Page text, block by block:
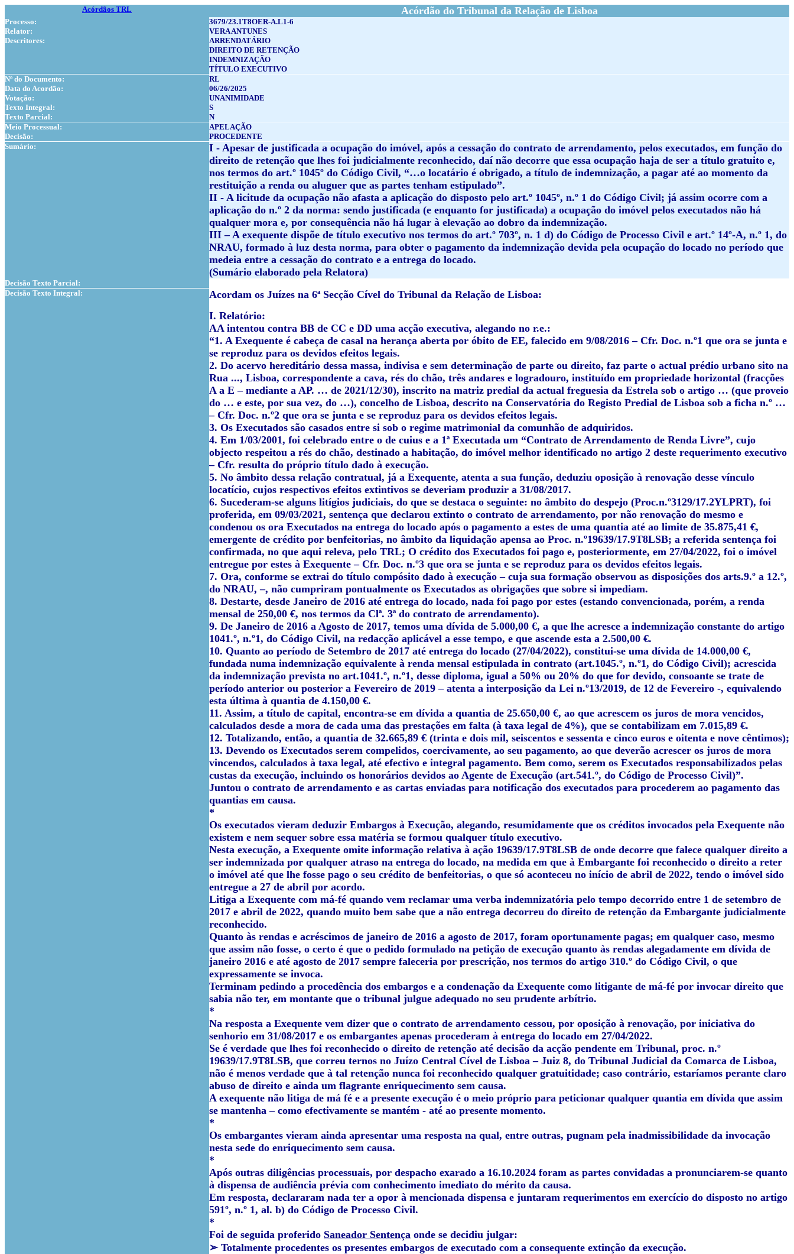
Acórdãos TRL Acórdão do Tribunal da Relação de Lisboa
Processo:
3679/23.1T8OER-A.L1-6
Relator:
VERA ANTUNES
Descritores:
ARRENDATÁRIO
DIREITO DE RETENÇÃO
INDEMNIZAÇÃO
TÍTULO EXECUTIVO
Nº do Documento:
RL
Data do Acordão:
06/26/2025
Votação:
UNANIMIDADE
Texto Integral:
S
Texto Parcial:
N
Meio Processual:
APELAÇÃO
Decisão:
PROCEDENTE
Sumário:
I - Apesar de justificada a ocupação do imóvel, após a cessação do contrato de arrendamento, pelos executados, em função do
direito de retenção que lhes foi judicialmente reconhecido, daí não decorre que essa ocupação haja de ser a título gratuito e,
nos termos do art.º 1045º do Código Civil, “…o locatário é obrigado, a título de indemnização, a pagar até ao momento da
restituição a renda ou aluguer que as partes tenham estipulado”.
II - A licitude da ocupação não afasta a aplicação do disposto pelo art.º 1045º, n.º 1 do Código Civil; já assim ocorre com a
aplicação do n.º 2 da norma: sendo justificada (e enquanto for justificada) a ocupação do imóvel pelos executados não há
qualquer mora e, por consequência não há lugar à elevação ao dobro da indemnização.
III – A exequente dispõe de título executivo nos termos do art.º 703º, n. 1 d) do Código de Processo Civil e art.º 14º-A, n.º 1, do
NRAU, formado à luz desta norma, para obter o pagamento da indemnização devida pela ocupação do locado no período que
medeia entre a cessação do contrato e a entrega do locado.
(Sumário elaborado pela Relatora)
Decisão Texto Parcial:
Decisão Texto Integral:
Acordam os Juízes na 6ª Secção Cível do Tribunal da Relação de Lisboa:
I. Relatório:
AA intentou contra BB de CC e DD uma acção executiva, alegando no r.e.:
“1. A Exequente é cabeça de casal na herança aberta por óbito de EE, falecido em 9/08/2016 – Cfr. Doc. n.º1 que ora se junta e
se reproduz para os devidos efeitos legais.
2. Do acervo hereditário dessa massa, indivisa e sem determinação de parte ou direito, faz parte o actual prédio urbano sito na
Rua ..., Lisboa, correspondente a cava, rés do chão, três andares e logradouro, instituído em propriedade horizontal (fracções
A a E – mediante a AP. … de 2021/12/30), inscrito na matriz predial da actual freguesia da Estrela sob o artigo … (que proveio
do … e este, por sua vez, do …), concelho de Lisboa, descrito na Conservatória do Registo Predial de Lisboa sob a ficha n.º …
– Cfr. Doc. n.º2 que ora se junta e se reproduz para os devidos efeitos legais.
3. Os Executados são casados entre si sob o regime matrimonial da comunhão de adquiridos.
4. Em 1/03/2001, foi celebrado entre o de cuius e a 1ª Executada um “Contrato de Arrendamento de Renda Livre”, cujo
objecto respeitou a rés do chão, destinado a habitação, do imóvel melhor identificado no artigo 2 deste requerimento executivo
– Cfr. resulta do próprio título dado à execução.
5. No âmbito dessa relação contratual, já a Exequente, atenta a sua função, deduziu oposição à renovação desse vínculo
locatício, cujos respectivos efeitos extintivos se deveriam produzir a 31/08/2017.
6. Sucederam-se alguns litígios judiciais, do que se destaca o seguinte: no âmbito do despejo (Proc.n.º3129/17.2YLPRT), foi
proferida, em 09/03/2021, sentença que declarou extinto o contrato de arrendamento, por não renovação do mesmo e
condenou os ora Executados na entrega do locado após o pagamento a estes de uma quantia até ao limite de 35.875,41 €,
emergente de crédito por benfeitorias, no âmbito da liquidação apensa ao Proc. n.º19639/17.9T8LSB; a referida sentença foi
confirmada, no que aqui releva, pelo TRL; O crédito dos Executados foi pago e, posteriormente, em 27/04/2022, foi o imóvel
entregue por estes à Exequente – Cfr. Doc. n.º3 que ora se junta e se reproduz para os devidos efeitos legais.
7. Ora, conforme se extrai do título compósito dado à execução – cuja sua formação observou as disposições dos arts.9.º a 12.º,
do NRAU, –, não cumpriram pontualmente os Executados as obrigações que sobre si impediam.
8. Destarte, desde Janeiro de 2016 até entrega do locado, nada foi pago por estes (estando convencionada, porém, a renda
mensal de 250,00 €, nos termos da Clª. 3ª do contrato de arrendamento).
9. De Janeiro de 2016 a Agosto de 2017, temos uma dívida de 5.000,00 €, a que lhe acresce a indemnização constante do artigo
1041.º, n.º1, do Código Civil, na redacção aplicável a esse tempo, e que ascende esta a 2.500,00 €.
10. Quanto ao período de Setembro de 2017 até entrega do locado (27/04/2022), constitui-se uma dívida de 14.000,00 €,
fundada numa indemnização equivalente à renda mensal estipulada in contrato (art.1045.º, n.º1, do Código Civil); acrescida
da indemnização prevista no art.1041.º, n.º1, desse diploma, igual a 50% ou 20% do que for devido, consoante se trate de
período anterior ou posterior a Fevereiro de 2019 – atenta a interposição da Lei n.º13/2019, de 12 de Fevereiro -, equivalendo
esta última à quantia de 4.150,00 €.
11. Assim, a título de capital, encontra-se em dívida a quantia de 25.650,00 €, ao que acrescem os juros de mora vencidos,
calculados desde a mora de cada uma das prestações em falta (à taxa legal de 4%), que se contabilizam em 7.015,89 €.
12. Totalizando, então, a quantia de 32.665,89 € (trinta e dois mil, seiscentos e sessenta e cinco euros e oitenta e nove cêntimos);
13. Devendo os Executados serem compelidos, coercivamente, ao seu pagamento, ao que deverão acrescer os juros de mora
vincendos, calculados à taxa legal, até efectivo e integral pagamento. Bem como, serem os Executados responsabilizados pelas
custas da execução, incluindo os honorários devidos ao Agente de Execução (art.541.º, do Código de Processo Civil)”.
Juntou o contrato de arrendamento e as cartas enviadas para notificação dos executados para procederem ao pagamento das
quantias em causa.
*
Os executados vieram deduzir Embargos à Execução, alegando, resumidamente que os créditos invocados pela Exequente não
existem e nem sequer sobre essa matéria se formou qualquer título executivo.
Nesta execução, a Exequente omite informação relativa à ação 19639/17.9T8LSB de onde decorre que falece qualquer direito a
ser indemnizada por qualquer atraso na entrega do locado, na medida em que à Embargante foi reconhecido o direito a reter
o imóvel até que lhe fosse pago o seu crédito de benfeitorias, o que só aconteceu no início de abril de 2022, tendo o imóvel sido
entregue a 27 de abril por acordo.
Litiga a Exequente com má-fé quando vem reclamar uma verba indemnizatória pelo tempo decorrido entre 1 de setembro de
2017 e abril de 2022, quando muito bem sabe que a não entrega decorreu do direito de retenção da Embargante judicialmente
reconhecido.
Quanto às rendas e acréscimos de janeiro de 2016 a agosto de 2017, foram oportunamente pagas; em qualquer caso, mesmo
que assim não fosse, o certo é que o pedido formulado na petição de execução quanto às rendas alegadamente em dívida de
janeiro 2016 e até agosto de 2017 sempre faleceria por prescrição, nos termos do artigo 310.º do Código Civil, o que
expressamente se invoca.
Terminam pedindo a procedência dos embargos e a condenação da Exequente como litigante de má-fé por invocar direito que
sabia não ter, em montante que o tribunal julgue adequado no seu prudente arbítrio.
*
Na resposta a Exequente vem dizer que o contrato de arrendamento cessou, por oposição à renovação, por iniciativa do
senhorio em 31/08/2017 e os embargantes apenas procederam à entrega do locado em 27/04/2022.
Se é verdade que lhes foi reconhecido o direito de retenção até decisão da acção pendente em Tribunal, proc. n.º
19639/17.9T8LSB, que correu ternos no Juízo Central Cível de Lisboa – Juiz 8, do Tribunal Judicial da Comarca de Lisboa,
não é menos verdade que à tal retenção nunca foi reconhecido qualquer gratuitidade; caso contrário, estaríamos perante claro
abuso de direito e ainda um flagrante enriquecimento sem causa.
A exequente não litiga de má fé e a presente execução é o meio próprio para peticionar qualquer quantia em dívida que assim
se mantenha – como efectivamente se mantém - até ao presente momento.
*
Os embargantes vieram ainda apresentar uma resposta na qual, entre outras, pugnam pela inadmissibilidade da invocação
nesta sede do enriquecimento sem causa.
*
Após outras diligências processuais, por despacho exarado a 16.10.2024 foram as partes convidadas a pronunciarem-se quanto
à dispensa de audiência prévia com conhecimento imediato do mérito da causa.
Em resposta, declararam nada ter a opor à mencionada dispensa e juntaram requerimentos em exercício do disposto no artigo
591º, n.º 1, al. b) do Código de Processo Civil.
*
Foi de seguida proferido Saneador Sentença onde se decidiu julgar:
➢ Totalmente procedentes os presentes embargos de executado com a consequente extinção da execução.